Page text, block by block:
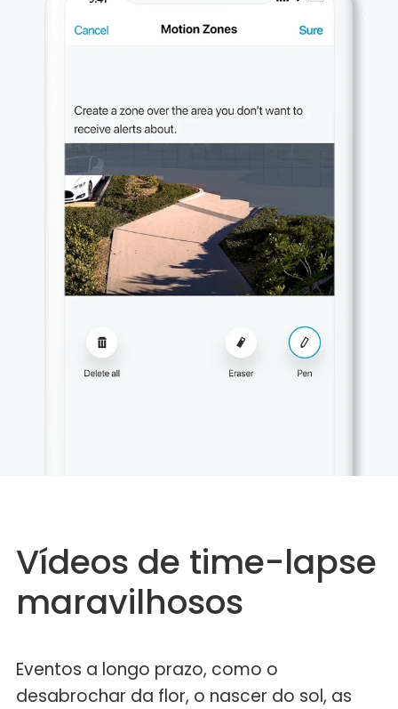
Vídeos de time-lapse
maravilhosos
Eventos a longo prazo, como o
desabrochar da flor, o nascer do sol, as